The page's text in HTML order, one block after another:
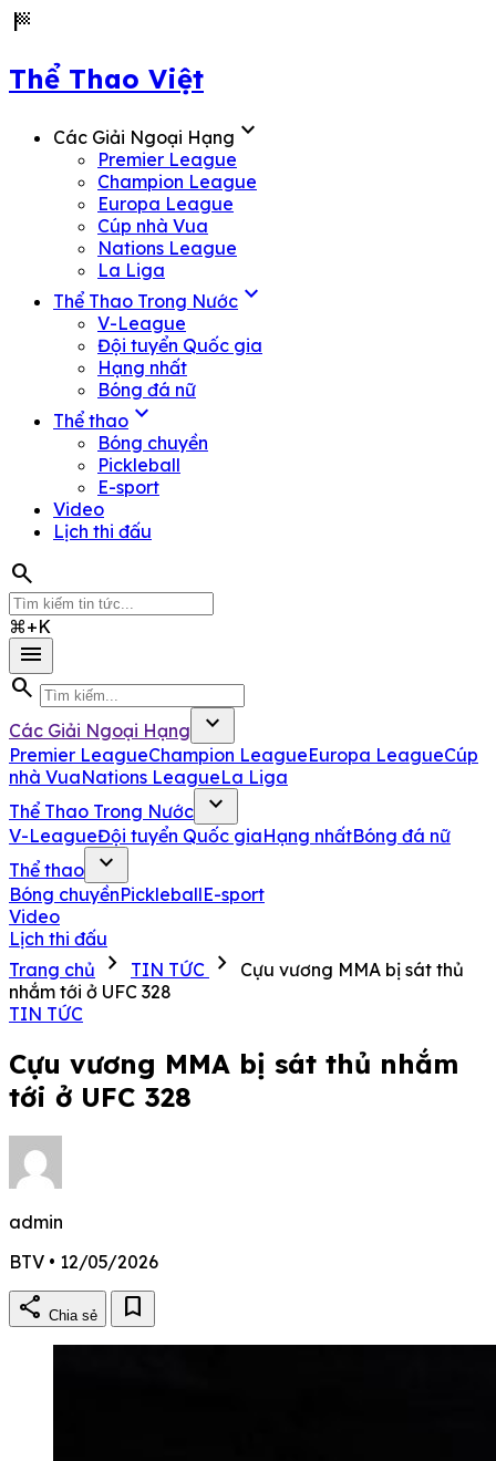
sports_score
Thể Thao Việt
Các Giải Ngoại Hạng expand_more
Premier League
Champion League
Europa League
Cúp nhà Vua
Nations League
La Liga
Thể Thao Trong Nước expand_more
V-League
Đội tuyển Quốc gia
Hạng nhất
Bóng đá nữ
Thể thao expand_more
Bóng chuyền
Pickleball
E-sport
Video
Lịch thi đấu
search
⌘+K
menu
search
Các Giải Ngoại Hạng expand_more
Premier LeagueChampion LeagueEuropa LeagueCúp
nhà VuaNations LeagueLa Liga
Thể Thao Trong Nước
expand_more
V-LeagueĐội tuyển Quốc giaHạng nhấtBóng đá nữ
Thể thao
expand_more
Bóng chuyềnPickleballE-sport
Video
Lịch thi đấu
Trang chủ
chevron_right TIN TỨC chevron_right
Cựu vương MMA bị sát thủ
nhắm tới ở UFC 328
TIN TỨC
Cựu vương MMA bị sát thủ nhắm
tới ở UFC 328
admin
BTV • 12/05/2026
share Chia sẻ bookmark